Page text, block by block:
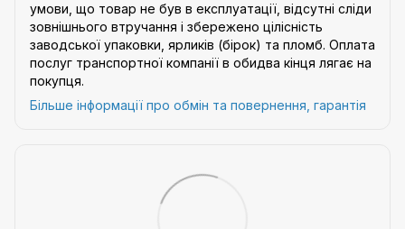
умови, що товар не був в експлуатації, відсутні сліди
зовнішнього втручання і збережено цілісність
заводської упаковки, ярликів (бірок) та пломб. Оплата
послуг транспортної компанії в обидва кінця лягає на
покупця.
Більше інформації про обмін та повернення, гарантія